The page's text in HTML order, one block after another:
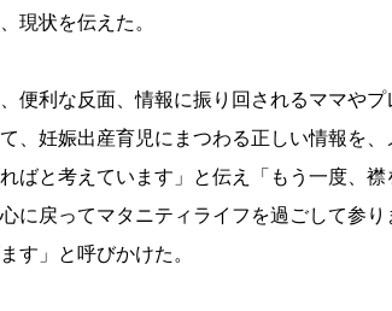
現状を伝えた。
便利な反面、情報に振り回されるママやプ
、妊娠出産育児にまつわる正しい情報を
ばと考えています」と伝え「もう一度、襟
戻ってマタニティライフを過ごして参り
す」と呼びかけた。